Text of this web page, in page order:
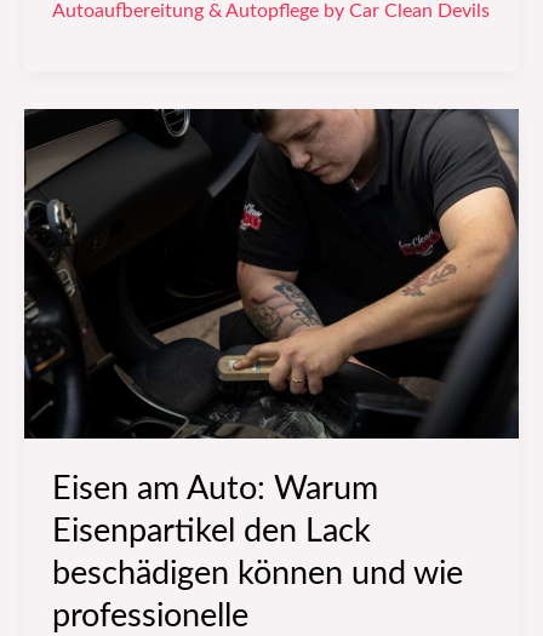
Autoaufbereitung & Autopflege by Car Clean Devils
Eisen am Auto: Warum
Eisenpartikel den Lack
beschädigen können und wie
professionelle
Eisen
am
Warum
Eisenpartikel
den
Lack
beschädigen
und
professionelle
Autoaufbereitung
schützt